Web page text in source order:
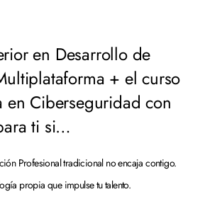
en Desarrollo de
+ el curso
en Ciberseguridad con
ti si…
Profesional tradicional no encaja contigo.
propia que impulse tu talento.